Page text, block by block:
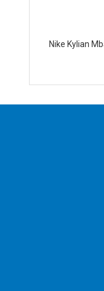
Nike Kylian